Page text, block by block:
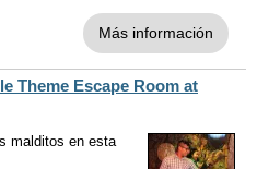
Más información
Theme Escape Room at
malditos en esta